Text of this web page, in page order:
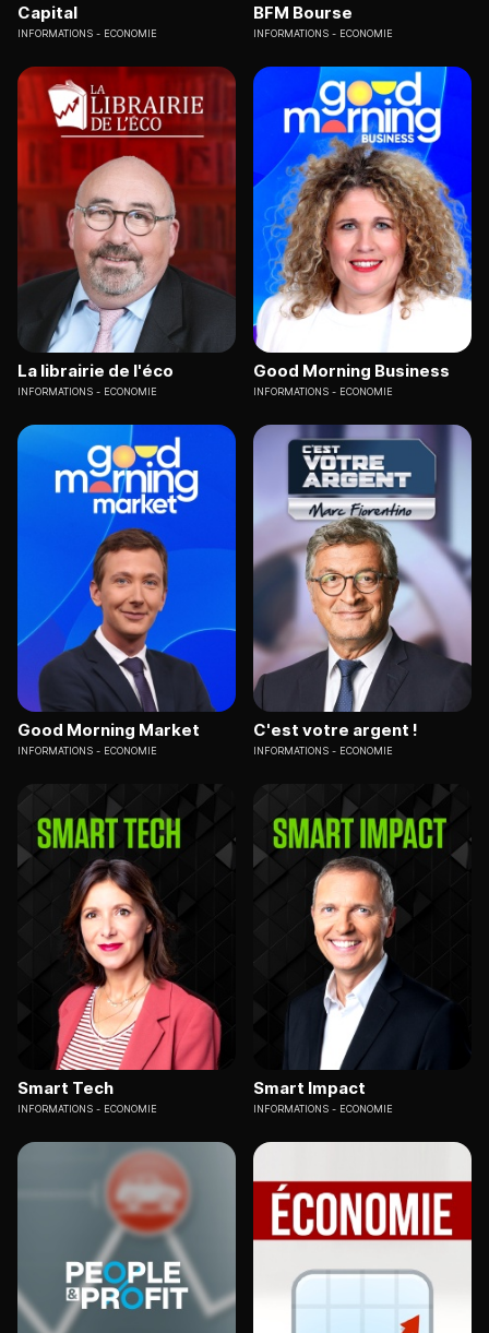
Capital
INFORMATIONS ECONOMIE
BFM Bourse
INFORMATIONS ECONOMIE
La librairie de l'éco
INFORMATIONS ECONOMIE
Good Morning Business
INFORMATIONS ECONOMIE
Good Morning Market
INFORMATIONS ECONOMIE
C'est votre argent !
INFORMATIONS ECONOMIE
Smart Tech
INFORMATIONS ECONOMIE
Smart Impact
INFORMATIONS ECONOMIE